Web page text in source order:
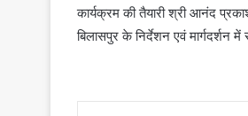
कार्यक्रम की तैयारी श्री आनंद
बिलासपुर के निर्देशन एवं मार्गदर्शन में